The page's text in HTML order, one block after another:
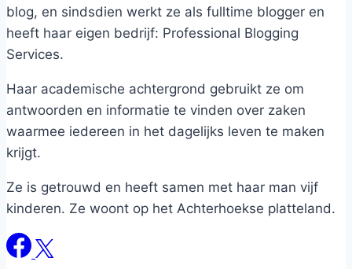
blog, en sindsdien werkt ze als fulltime blogger en
heeft haar eigen bedrijf: Professional Blogging
Services.
Haar academische achtergrond gebruikt ze om
antwoorden en informatie te vinden over zaken
waarmee iedereen in het dagelijks leven te maken
krijgt.
Ze is getrouwd en heeft samen met haar man vijf
kinderen. Ze woont op het Achterhoekse platteland.